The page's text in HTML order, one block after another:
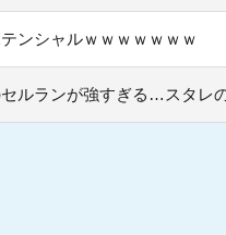
テンシャルｗｗｗｗｗｗｗ
セルランが強すぎる…スタレ